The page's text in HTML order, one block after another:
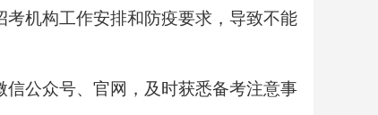
机构工作安排和防疫要求，导致不能
公众号、官网，及时获悉备考注意事